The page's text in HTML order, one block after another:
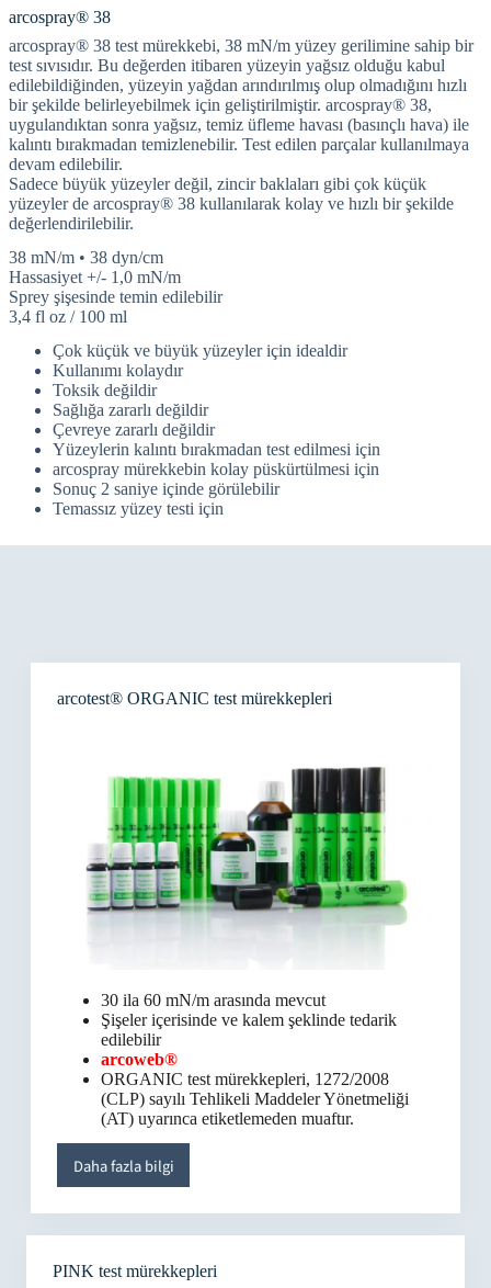
arcospray® 38
arcospray® 38 test mürekkebi, 38 mN/m yüzey gerilimine sahip bir
test sıvısıdır. Bu değerden itibaren yüzeyin yağsız olduğu kabul
edilebildiğinden, yüzeyin yağdan arındırılmış olup olmadığını hızlı
bir şekilde belirleyebilmek için geliştirilmiştir. arcospray® 38,
uygulandıktan sonra yağsız, temiz üfleme havası (basınçlı hava) ile
kalıntı bırakmadan temizlenebilir. Test edilen parçalar kullanılmaya
devam edilebilir.
Sadece büyük yüzeyler değil, zincir baklaları gibi çok küçük
yüzeyler de arcospray® 38 kullanılarak kolay ve hızlı bir şekilde
değerlendirilebilir.
38 mN/m • 38 dyn/cm
Hassasiyet +/- 1,0 mN/m
Sprey şişesinde temin edilebilir
3,4 fl oz / 100 ml
Çok küçük ve büyük yüzeyler için idealdir
Kullanımı kolaydır
Toksik değildir
Sağlığa zararlı değildir
Çevreye zararlı değildir
Yüzeylerin kalıntı bırakmadan test edilmesi için
arcospray mürekkebin kolay püskürtülmesi için
Sonuç 2 saniye içinde görülebilir
Temassız yüzey testi için
arcotest® ORGANIC test mürekkepleri
30 ila 60 mN/m arasında mevcut
Şişeler içerisinde ve kalem şeklinde tedarik
edilebilir
arcoweb®
ORGANIC test mürekkepleri, 1272/2008
(CLP) sayılı Tehlikeli Maddeler Yönetmeliği
(AT) uyarınca etiketlemeden muaftır.
Daha fazla bilgi
PINK test mürekkepleri